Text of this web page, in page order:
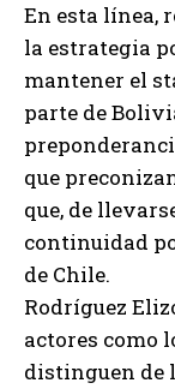
En esta línea,
la estrategia
mantener el
parte de
que
que, de
continuidad
de Chile.
Rodríguez
actores como
distinguen de